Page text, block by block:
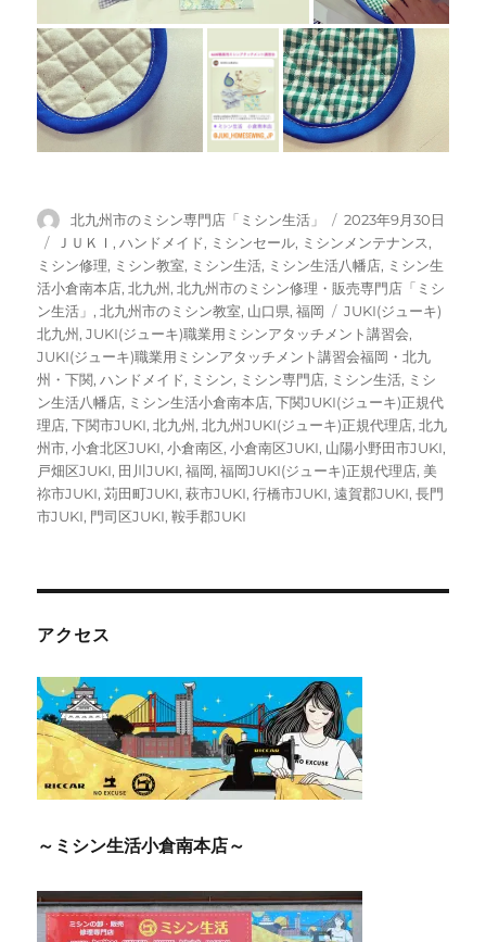
投
稿
者
北九州市のミシン専門店「ミシン生活」
投
稿
日:
2023年9月30日
カ
テ
ゴ
リ
ー
ＪＵＫＩ ,ハンドメイド, ミシンセール, ミシンメンテナンス,
ミシン修理, ミシン教室, ミシン生活, ミシン生活八幡店, ミシン生
活小倉南本店,北九州 ,北九州市のミシン修理・販売専門店「ミシ
ン生活」 ,北九州市のミシン教室, 山口県,福岡
タ
グ
JUKI(ジューキ)
北九州 ,JUKI(ジューキ)職業用ミシンアタッチメント講習会,
JUKI(ジューキ)職業用ミシンアタッチメント講習会福岡・北九
州・下関,ハンドメイド, ミシン, ミシン専門店, ミシン生活, ミシ
ン生活八幡店, ミシン生活小倉南本店,下関JUKI(ジューキ)正規代
理店,下関市JUKI,北九州 ,北九州JUKI(ジューキ)正規代理店,北九
州市,小倉北区JUKI,小倉南区,小倉南区JUKI, 山陽小野田市JUKI,
戸畑区JUKI, 田川JUKI,福岡,福岡JUKI(ジューキ)正規代理店, 美
祢市JUKI,苅田町JUKI,萩市JUKI,行橋市JUKI,遠賀郡JUKI,長門
市JUKI, 門司区JUKI,鞍手郡JUKI
アクセス
～ミシン生活小倉南本店～